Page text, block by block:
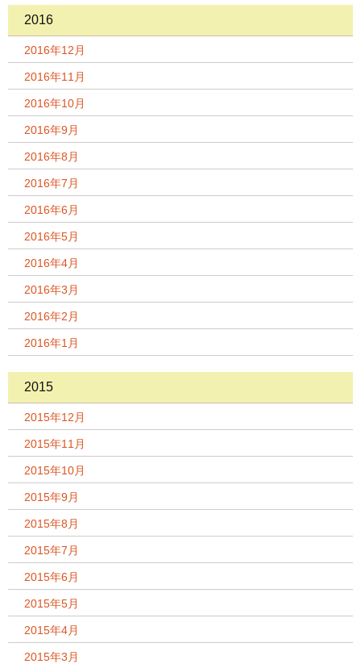
2016
2016年12月
2016年11月
2016年10月
2016年9月
2016年8月
2016年7月
2016年6月
2016年5月
2016年4月
2016年3月
2016年2月
2016年1月
2015
2015年12月
2015年11月
2015年10月
2015年9月
2015年8月
2015年7月
2015年6月
2015年5月
2015年4月
2015年3月